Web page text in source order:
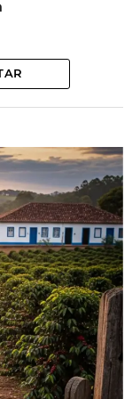
boa parte
da conjuntura
6 de julho traz
produtores
do aumento